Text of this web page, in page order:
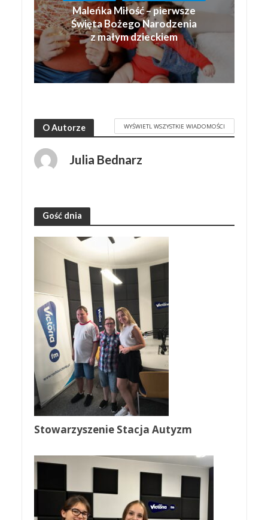
Maleńka Miłość – pierwsze
Święta Bożego Narodzenia
z małym dzieckiem
O Autorze WYŚWIETL WSZYSTKIE WIADOMOŚCI
Julia Bednarz
Gość dnia
Stowarzyszenie Stacja Autyzm